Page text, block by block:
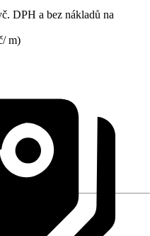
DPH a bez nákladů na
/ m)